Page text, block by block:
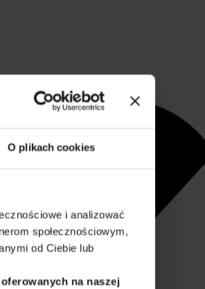
O plikach cookies
i analizować
społecznościowym,
od Ciebie lub
na naszej